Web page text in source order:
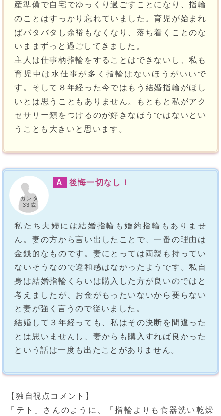
産準備で自宅でゆっくり過ごすことになり、指輪
のことはすっかり忘れていました。育児が始まれ
ばバタバタし余裕もなくなり、落ち着くことのな
いままずっと過ごしてきました。
主人は仕事柄指輪をすることはできないし、私も
育児中は水仕事が多く指輪はないほうがいいで
す。そして８年経った今ではもう結婚指輪がほし
いとは思うこともありません。もともと私がアク
セサリー類をつけるのが好きなほうではないとい
うことも大きいと思います。
カンタ
33歳
A 後悔一切なし！
私たち夫婦には結婚指輪も婚約指輪もありませ
ん。妻の方から言い出したことで、一番の理由は
金銭的なものです。妻にとっては両親も持ってい
ないそうなので違和感はなかったようです。私自
身は結婚指輪くらいは購入した方が良いのではと
考えましたが、お金がもったいないから要らない
と妻が強く言うので従いました。
結婚して３年経っても、私はその決断を間違った
とは思いませんし、妻からも購入すれば良かった
という話は一度も出たことがありません。
【独自視点コメント】
「テト」さんのように、「指輪よりも食器洗い乾燥